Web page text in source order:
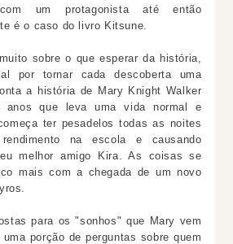
um protagonista até então
é o caso do livro Kitsune.
sobre o que esperar da história,
por tornar cada descoberta uma
a história de Mary Knight Walker
anos que leva uma vida normal e
ter pesadelos todas as noites
na escola e causando
melhor amigo Kira. As coisas se
mais com a chegada de um novo
para os "sonhos" que Mary vem
porção de perguntas sobre quem